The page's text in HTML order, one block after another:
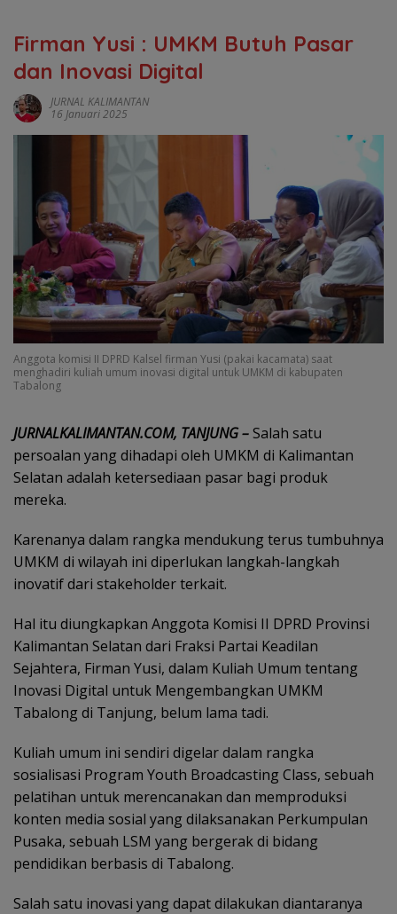
Firman Yusi : UMKM Butuh Pasar
dan Inovasi Digital
JURNAL KALIMANTAN
16 Januari 2025
Anggota komisi II DPRD Kalsel firman Yusi (pakai kacamata) saat
menghadiri kuliah umum inovasi digital untuk UMKM di kabupaten
Tabalong
JURNALKALIMANTAN.COM, TANJUNG –Salah satu
persoalan yang dihadapi oleh UMKM di Kalimantan
Selatan adalah ketersediaan pasar bagi produk
mereka.
Karenanya dalam rangka mendukung terus tumbuhnya
UMKM di wilayah ini diperlukan langkah-langkah
inovatif dari stakeholder terkait.
Hal itu diungkapkan Anggota Komisi II DPRD Provinsi
Kalimantan Selatan dari Fraksi Partai Keadilan
Sejahtera, Firman Yusi, dalam Kuliah Umum tentang
Inovasi Digital untuk Mengembangkan UMKM
Tabalong di Tanjung, belum lama tadi.
Kuliah umum ini sendiri digelar dalam rangka
sosialisasi Program Youth Broadcasting Class, sebuah
pelatihan untuk merencanakan dan memproduksi
konten media sosial yang dilaksanakan Perkumpulan
Pusaka, sebuah LSM yang bergerak di bidang
pendidikan berbasis di Tabalong.
Salah satu inovasi yang dapat dilakukan diantaranya